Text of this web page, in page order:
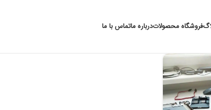
فروشگاه محصولاتدرباره ماتماس با ما